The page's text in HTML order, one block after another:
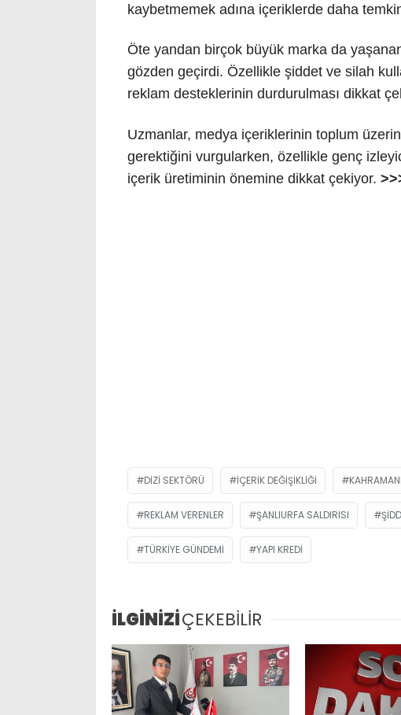
kaybetmemek adına içeriklerde daha
Öte yandan birçok büyük marka da
gözden geçirdi. Özellikle şiddet ve silah
reklam desteklerinin durdurulması dikkat
Uzmanlar, medya içeriklerinin toplum
gerektiğini vurgularken, özellikle genç
içerik üretiminin önemine dikkat çekiyor.
DIZI SEKTÖRÜ IÇERIK DEĞIŞIKLIĞI
REKLAM VERENLER ŞANLIURFA SALDIRISI
TÜRKIYE GÜNDEMI YAPI KREDI
İLGİNİZİÇEKEBİLİR